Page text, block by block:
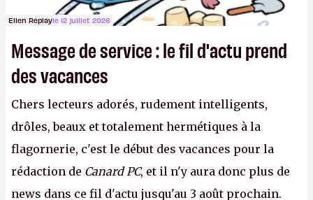
Ellen Replayle 12 juillet 2026
Message de service : le fil d'actu prend
des vacances
Chers lecteurs adorés, rudement intelligents,
drôles, beaux et totalement hermétiques à la
flagornerie, c'est le début des vacances pour la
rédaction de Canard PC, et il n'y aura donc plus de
news dans ce fil d'actu jusqu'au 3 août prochain.